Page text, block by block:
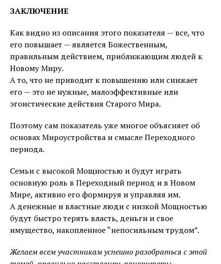
ЗАКЛЮЧЕНИЕ
Как видно из описания этого показателя — все, что
его повышает — является Божественным,
правильным действием, приближающим людей к
Новому Миру.
А то, что не приводит к повышению или снижает
его — это не нужные, малоэффективные или
эгоистические действия Старого Мира.
Поэтому сам показатель уже многое объясняет об
основах Мироустройства и смысле Переходного
периода.
Семьи с высокой Мощностью и будут играть
основную роль в Переходный период и в Новом
Мире, активно его формируя и управляя им.
А денежные и властные люди с низкой Мощностью
будут быстро терять власть, деньги и свое
имущество, накопленное “непосильным трудом”.
Желаем всем участникам успешно разобраться с этой